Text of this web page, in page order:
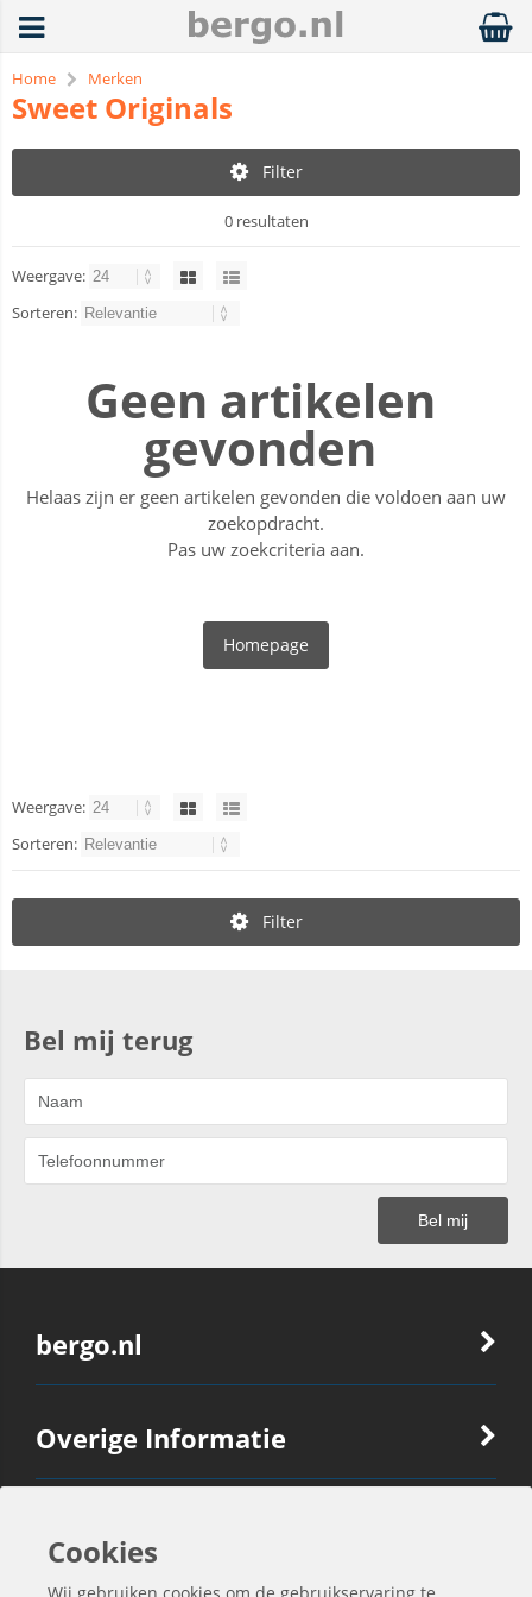
Home Merken
Sweet Originals
Filter
0 resultaten
Weergave:
Sorteren:
Geen artikelen
gevonden
Helaas zijn er geen artikelen gevonden die voldoen aan uw
zoekopdracht.
Pas uw zoekcriteria aan.
Homepage
Weergave:
Sorteren:
Filter
Bel mij terug
bergo.nl
Overige Informatie
Ook Interessant
Cookies